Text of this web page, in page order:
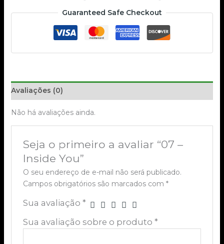
Guaranteed Safe Checkout
Avaliações (0)
Não há avaliações ainda.
Seja o primeiro a avaliar “07 –
Inside You”
O seu endereço de e-mail não será publicado.
Campos obrigatórios são marcados com *
Sua avaliação *
Sua avaliação sobre o produto *